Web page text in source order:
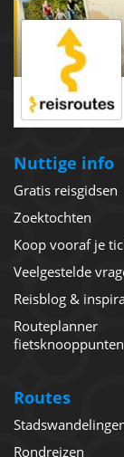
Nuttige info
Gratis reisgidsen
Zoektochten
Koop vooraf je
Veelgestelde
Reisblog &
Routeplanner
fietsknooppunten
Routes
Rondreizen